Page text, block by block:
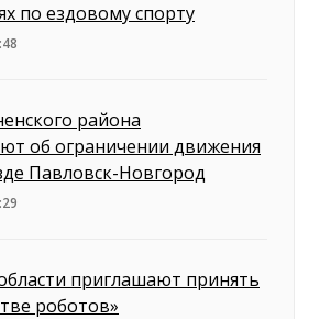
по ездовому спорту
района
об ограничении движения
Павловск-Новгород
приглашают принять
роботов»